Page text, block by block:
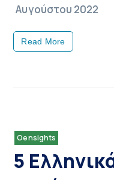
Αυγούστου 2022
Read More
Oensights
5